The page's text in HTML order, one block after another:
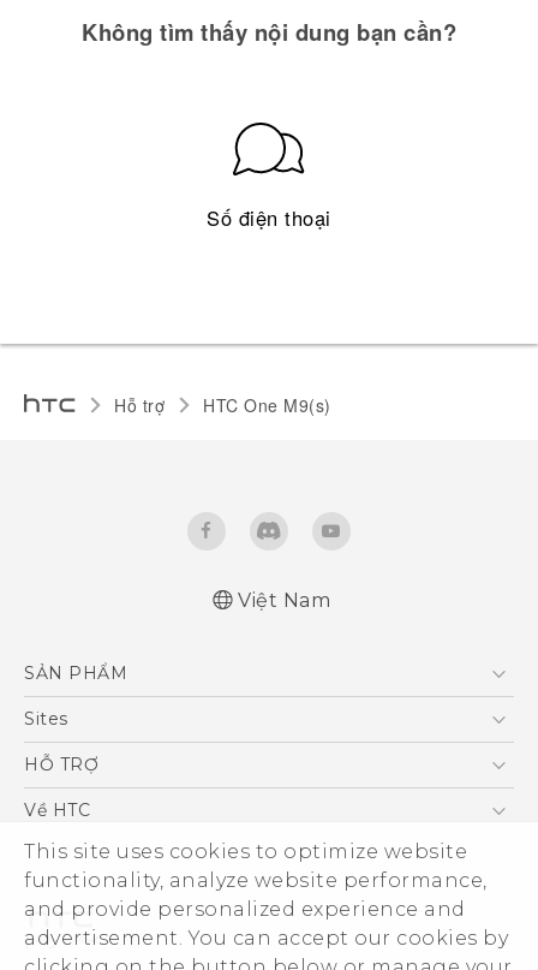
This site uses cookies to optimize website
functionality, analyze website performance,
and provide personalized experience and
advertisement. You can accept our cookies by
Không tìm thấy nội dung bạn cần?
Số điện thoại
Hỗ trợ HTC One M9(s)‎
Việt Nam
SẢN PHẨM
5G
Điện Thoại Thông Minh
VIVE
Sites
HTC Dev
HỖ TRỢ
Trung tâm hỗ trợ
Hỗ trợ bảo hành HTC
Về HTC
ESG
Nhà đầu tư
Làm việc tại HTC
Chính sách bảo mật